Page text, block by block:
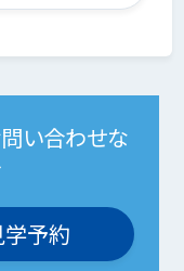
い合わせな
学予約